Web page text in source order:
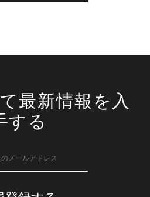
最新情報を入
する